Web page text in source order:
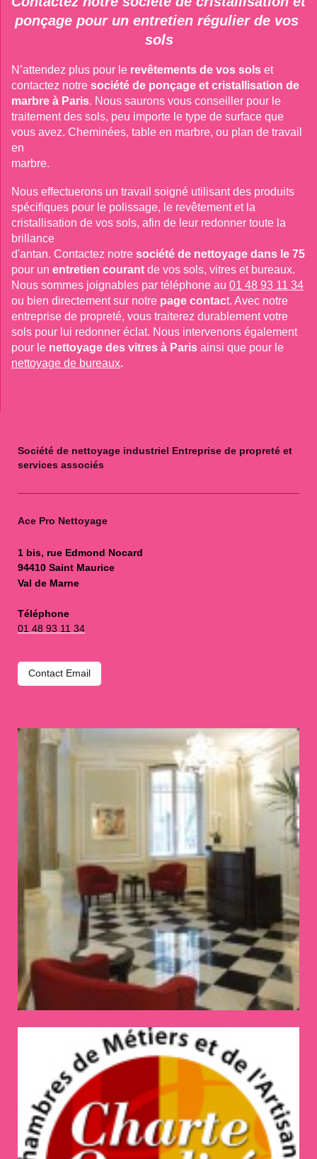
ponçage pour un entretien régulier de vos
sols
N’attendez plus pour le revêtements de vos sols et
contactez notre société de ponçage et cristallisation de
marbre à Paris. Nous saurons vous conseiller pour le
traitement des sols, peu importe le type de surface que
vous avez. Cheminées, table en marbre, ou plan de travail
en
marbre.
Nous effectuerons un travail soigné utilisant des produits
spécifiques pour le polissage, le revêtement et la
cristallisation de vos sols, afin de leur redonner toute la
brillance
d'antan. Contactez notre société de nettoyage dans le 75
pour un entretien courant de vos sols, vitres et bureaux.
Nous sommes joignables par téléphone au 01 48 93 11 34
ou bien directement sur notre page contact. Avec notre
entreprise de propreté, vous traiterez durablement votre
sols pour lui redonner éclat. Nous intervenons également
pour le nettoyage des vitres à Paris ainsi que pour le
nettoyage de bureaux.
Société de nettoyage industriel Entreprise de propreté et
services associés
Ace Pro Nettoyage
1 bis, rue Edmond Nocard
94410 Saint Maurice
Val de Marne
Téléphone
01 48 93 11 34
Contact Email